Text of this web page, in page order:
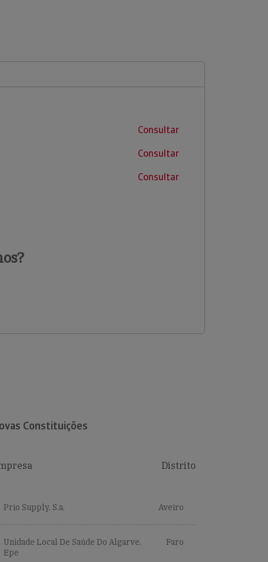
Consultar
Consultar
Consultar
Constituições
Distrito
Prio Supply, S.a. Aveiro
Unidade Local De Saúde Do Algarve,
Epe
Faro